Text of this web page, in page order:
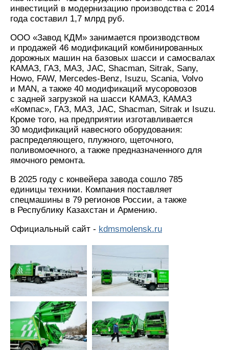
инвестиций в модернизацию производства с 2014
года составил 1,7 млрд руб.
ООО «Завод КДМ» занимается производством
и продажей 46 модификаций комбинированных
дорожных машин на базовых шасси и самосвалах
КАМАЗ, ГАЗ, МАЗ, JAC, Shacman, Sitrak, Sany,
Howo, FAW, Mercedes-Benz, Isuzu, Scania, Volvo
и MAN, а также 40 модификаций мусоровозов
с задней загрузкой на шасси КАМАЗ, КАМАЗ
«Компас», ГАЗ, МАЗ, JAC, Shacman, Sitrak и Isuzu.
Кроме того, на предприятии изготавливается
30 модификаций навесного оборудования:
распределяющего, плужного, щеточного,
поливомоечного, а также предназначенного для
ямочного ремонта.
В 2025 году с конвейера завода сошло 785
единицы техники. Компания поставляет
спецмашины в 79 регионов России, а также
в Республику Казахстан и Армению.
Официальный сайт - kdmsmolensk.ru